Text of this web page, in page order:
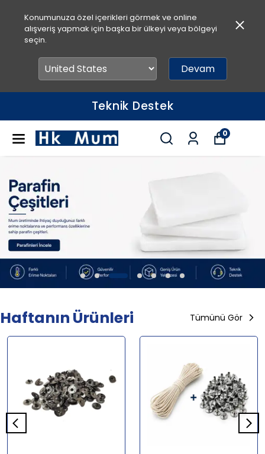
Konumunuza özel içerikleri görmek ve online
alışveriş yapmak için başka bir ülkeyi veya bölgeyi
seçin.
Devam
Hızlı Teslimat
0
Haftanın Ürünleri Tümünü Gör